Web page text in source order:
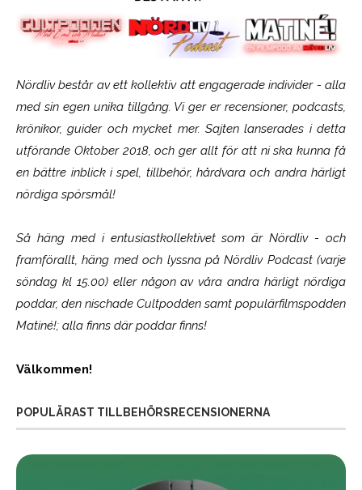
Nördliv består av ett kollektiv att engagerade individer - alla
med sin egen unika tillgång. Vi ger er recensioner, podcasts,
krönikor, guider och mycket mer. Sajten lanserades i detta
utförande Oktober 2018, och ger allt för att ni ska kunna få
en bättre inblick i spel, tillbehör, hårdvara och andra härligt
nördiga spörsmål!
Så häng med i entusiastkollektivet som ärNördliv- och
framförallt, häng med och lyssna på Nördliv Podcast (varje
söndag kl 15.00) eller någon av våra andra härligt nördiga
poddar, den nischade Cultpodden samt populärfilmspodden
Matiné!; alla finns där poddar finns!
Välkommen!
POPULÄRAST TILLBEHÖRSRECENSIONERNA